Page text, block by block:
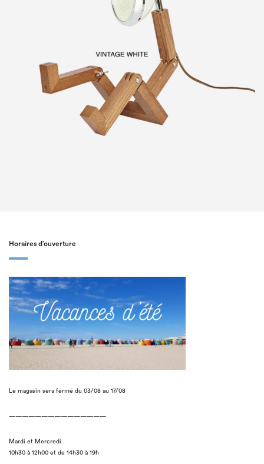
Horaires d’ouverture
Le magasin sera fermé du 03/08 au 17/08
———————————————
Mardi et Mercredi
10h30 à 12h00 et de 14h30 à 19h